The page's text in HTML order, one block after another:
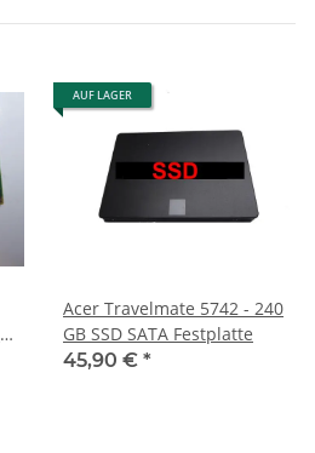
AUF LAGER
Acer Travelmate 5742 - 240
GB SSD SATA Festplatte
45,90 € *